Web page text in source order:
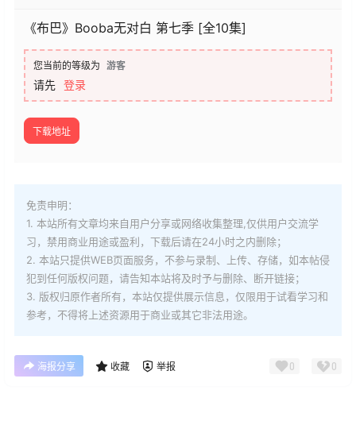
《布巴》Booba无对白 第七季 [全10集]
您当前的等级为 游客
请先 登录
下载地址
免责申明：
1. 本站所有文章均来自用户分享或网络收集整理,仅供用户交流学
习，禁用商业用途或盈利，下载后请在24小时之内删除；
2. 本站只提供WEB页面服务，不参与录制、上传、存储，如本帖侵
犯到任何版权问题，请告知本站将及时予与删除、断开链接；
3. 版权归原作者所有，本站仅提供展示信息，仅限用于试看学习和
参考，不得将上述资源用于商业或其它非法用途。
海报分享 收藏 举报 0 0